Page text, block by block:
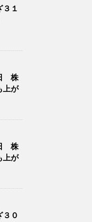
３１
株
上が
株
上が
３０